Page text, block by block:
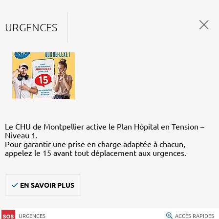
URGENCES
Le CHU de Montpellier active le Plan Hôpital en Tension –
Niveau 1.
Pour garantir une prise en charge adaptée à chacun,
appelez le 15 avant tout déplacement aux urgences.
EN SAVOIR PLUS
URGENCES ACCÈS RAPIDES